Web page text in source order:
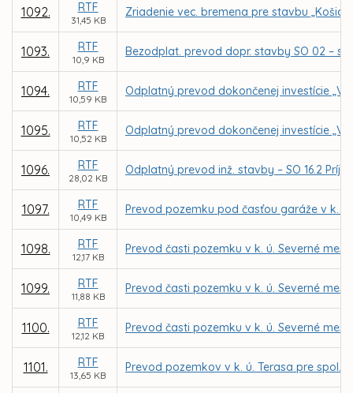
1092. RTF
31,45 KB
Zriadenie vec. bremena pre stavbu
1093. RTF
10,9 KB
Bezodplat. prevod dopr. stavby SO 02 –
1094. RTF
10,59 KB
Odplatný prevod dokončenej investície
1095. RTF
10,52 KB
Odplatný prevod dokončenej investície
1096. RTF
28,02 KB
Odplatný prevod inž. stavby – SO 16.2
1097. RTF
10,49 KB
Prevod pozemku pod časťou garáže v k.
1098. RTF
12,17 KB
Prevod časti pozemku v k. ú. Severné
1099. RTF
11,88 KB
Prevod časti pozemku v k. ú. Severné
1100. RTF
12,12 KB
Prevod časti pozemku v k. ú. Severné
1101. RTF
13,65 KB
Prevod pozemkov v k. ú. Terasa pre spol.